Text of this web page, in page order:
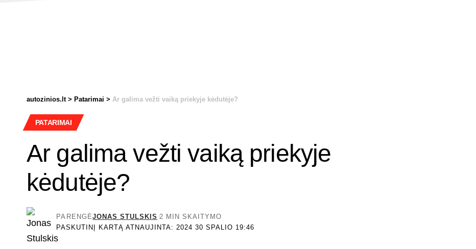
autozinios.lt> Patarimai > Ar galima vežti vaiką priekyje kėdutėje?
PATARIMAI
Ar galima vežti vaiką priekyje
kėdutėje?
PASKUTINĮ KARTĄ ATNAUJINTA: 2024 30 SPALIO 19:46
PARENGĖJONAS STULSKIS 2 MIN SKAITYMO